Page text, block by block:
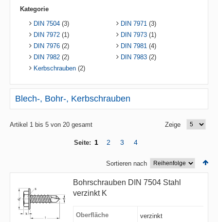
Kategorie
DIN 7504(3) DIN 7971(3)
DIN 7972(1) DIN 7973(1)
DIN 7976(2) DIN 7981(4)
DIN 7982(2) DIN 7983(2)
Kerbschrauben(2)
Blech-, Bohr-, Kerbschrauben
Artikel 1 bis 5 von 20 gesamt Zeige
Seite: 1 2 3 4
Sortieren nach
Bohrschrauben DIN 7504 Stahl
verzinkt K
Oberfläche verzinkt